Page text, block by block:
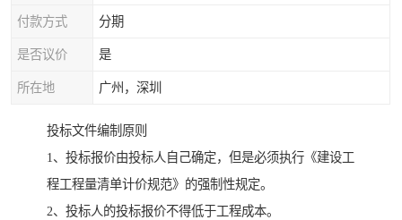
付款方式 分期
是否议价 是
所在地 广州，深圳
投标文件编制原则
1、投标报价由投标人自己确定，但是必须执行《建设工
程工程量清单计价规范》的强制性规定。
2、投标人的投标报价不得低于工程成本。